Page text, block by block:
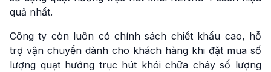
quả nhất.
Công ty còn luôn có chính sách chiết khấu cao, hỗ
trợ vận chuyển dành cho khách hàng khi đặt mua số
lượng quạt hướng trục hút khói chữa cháy số lượng